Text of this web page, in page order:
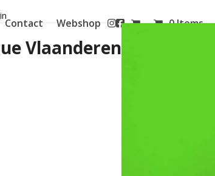
Vlaanderen
Contact Webshop 0 Items